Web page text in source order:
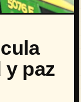
y paz